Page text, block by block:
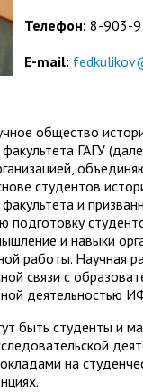
Телефон: 8-903-
E-mail:
общество
ГАГУ
студентов
и
подготовку
и навыки
работы. Научная
связи с
деятельностью
быть студенты и
на